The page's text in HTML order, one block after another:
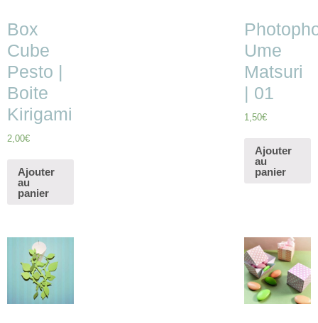
Box
Cube
Pesto |
Boite
Kirigami
2,00€
Ajouter
au
panier
Ume
Matsuri
| 01
1,50€
Ajouter
au
panier